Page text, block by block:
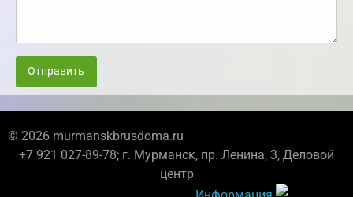
Отправить
© 2026 murmanskbrusdoma.ru
+7 921 027-89-78; г. Мурманск, пр. Ленина, 3, Деловой
центр